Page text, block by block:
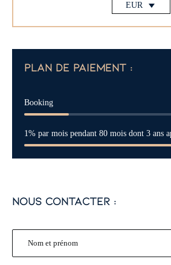
EUR
plan de paiement :
Booking
1% par mois pendant 80 mois dont 3 ans
nous contacter :
et